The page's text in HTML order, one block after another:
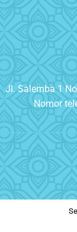
Jl. Salemba 1
Nomor